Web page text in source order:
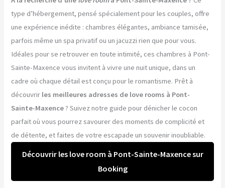
type d’hébergement, pensé spécialement pour les couples, offre
une expérience inédite : chambres élégantes, ambiance tamisée,
parfois même un spa privatif ou un jacuzzi rien que pour vous.
Idéales pour se retrouver en toute intimité, ces chambres à Pont-
Sainte-Maxence vous invitent à vivre une nuit unique, dans un
cadre où chaque détail est conçu pour le romantisme. Prêt à
découvrir les meilleures adresses de love rooms à Pont-
Sainte-Maxence? Suivez notre guide pour dénicher le cocon
parfait où vous pourrez savourer des moments de complicité et
de détente, et faites de votre escapade un souvenir inoubliable.
Découvrir les love room à Pont-Sainte-Maxence sur
Booking